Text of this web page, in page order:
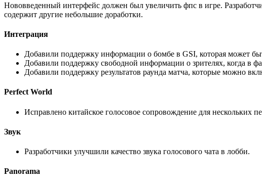
Нововведенный интерфейс должен был увеличить фпс в игре.
содержит другие небольшие доработки.
Интеграция
Добавили поддержку информации о бомбе в GSI, которая может
Добавили поддержку свободной информации о зрителях, когда в
Добавили поддержку результатов раунда матча, которые можно
Perfect World
Исправлено китайское голосовое сопровождение для нескольких
Звук
Разработчики улучшили качество звука голосового чата в лобби.
Panorama